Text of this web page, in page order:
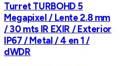
Turret TURBOHD 5
Megapixel / Lente 2.8 mm
/ 30 mts IR EXIR / Exterior
IP67 / Metal / 4 en 1 /
dWDR